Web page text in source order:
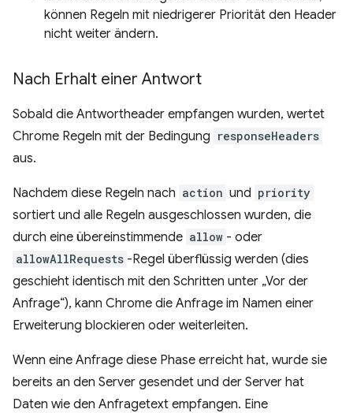
können Regeln mit niedrigerer Priorität den Header
nicht weiter ändern.
Nach Erhalt einer Antwort
Sobald die Antwortheader empfangen wurden, wertet
Chrome Regeln mit der Bedingung responseHeaders
aus.
Nachdem diese Regeln nach action und priority
sortiert und alle Regeln ausgeschlossen wurden, die
durch eine übereinstimmende allow - oder
allowAllRequests -Regel überflüssig werden (dies
geschieht identisch mit den Schritten unter „Vor der
Anfrage“), kann Chrome die Anfrage im Namen einer
Erweiterung blockieren oder weiterleiten.
Wenn eine Anfrage diese Phase erreicht hat, wurde sie
bereits an den Server gesendet und der Server hat
Daten wie den Anfragetext empfangen. Eine